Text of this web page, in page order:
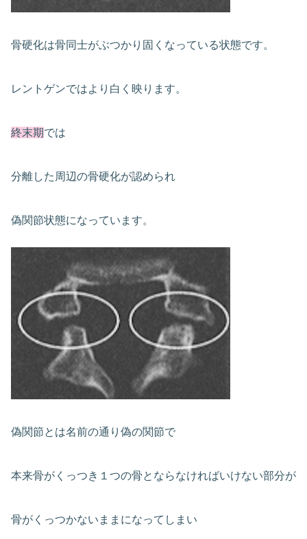
骨硬化は骨同士がぶつかり固くなっている状態です。
レントゲンではより白く映ります。
終末期では
分離した周辺の骨硬化が認められ
偽関節状態になっています。
偽関節とは名前の通り偽の関節で
本来骨がくっつき１つの骨とならなければいけない部分が
骨がくっつかないままになってしまい